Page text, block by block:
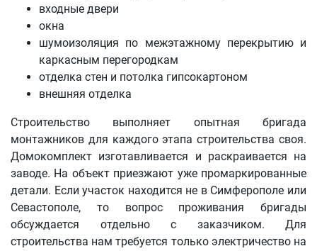
входные двери
окна
шумоизоляция по межэтажному перекрытию и
каркасным перегородкам
отделка стен и потолка гипсокартоном
внешняя отделка
Строительство выполняет опытная бригада
монтажников для каждого этапа строительства своя.
Домокомплект изготавливается и раскраивается на
заводе. На объект приезжают уже промаркированные
детали. Если участок находится не в Симферополе или
Севастополе, то вопрос проживания бригады
обсуждается отдельно с заказчиком. Для
строительства нам требуется только электричество на